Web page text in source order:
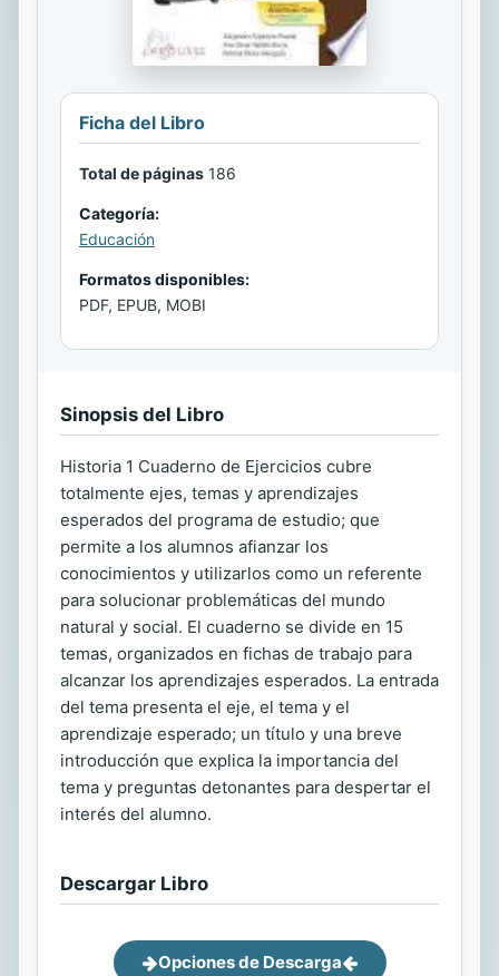
Ficha del Libro
Total de páginas 186
Categoría:
Educación
Formatos disponibles:
PDF, EPUB, MOBI
Sinopsis del Libro
Historia 1 Cuaderno de Ejercicios cubre
totalmente ejes, temas y aprendizajes
esperados del programa de estudio; que
permite a los alumnos afianzar los
conocimientos y utilizarlos como un referente
para solucionar problemáticas del mundo
natural y social. El cuaderno se divide en 15
temas, organizados en fichas de trabajo para
alcanzar los aprendizajes esperados. La entrada
del tema presenta el eje, el tema y el
aprendizaje esperado; un título y una breve
introducción que explica la importancia del
tema y preguntas detonantes para despertar el
interés del alumno.
Descargar Libro
Opciones de Descarga